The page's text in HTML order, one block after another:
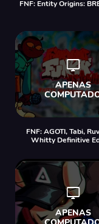
FNF: Entity Origins:
FNF: AGOTI, Tabi,
Whitty Definitive